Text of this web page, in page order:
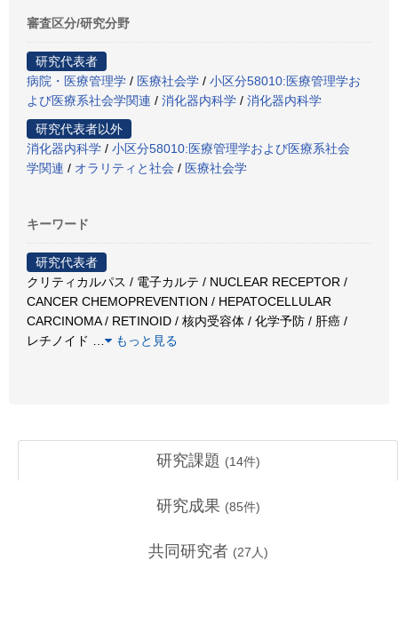
審査区分/研究分野
研究代表者
病院・医療管理学 / 医療社会学 / 小区分58010:医療管理学お
よび医療系社会学関連 / 消化器内科学 / 消化器内科学
研究代表者以外
消化器内科学 / 小区分58010:医療管理学および医療系社会
学関連 / オラリティと社会 / 医療社会学
キーワード
研究代表者
クリティカルパス / 電子カルテ / NUCLEAR RECEPTOR /
CANCER CHEMOPREVENTION / HEPATOCELLULAR
CARCINOMA / RETINOID / 核内受容体 / 化学予防 / 肝癌 /
レチノイド
もっと見る
研究課題 (14件)
研究成果 (85件)
共同研究者 (27 人)